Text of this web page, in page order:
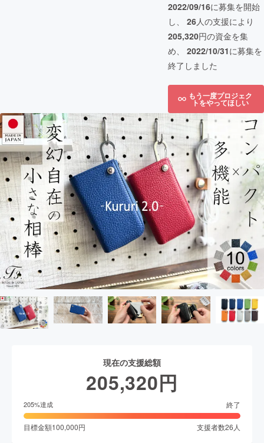
2022/09/16に募集を開始
し、 26人の支援により
205,320円の資金を集
め、 2022/10/31に募集を
終了しました
もう一度プロジェク
トをやってほしい
現在の支援総額
205,320円
205%達成 終了
目標金額100,000円 支援者数26 人